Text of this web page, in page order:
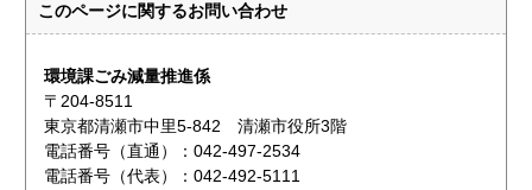
このページに関するお問い合わせ
環境課ごみ減量推進係
〒204-8511
東京都清瀬市中里5-842 清瀬市役所3階
電話番号（直通）：042-497-2534
電話番号（代表）：042-492-5111